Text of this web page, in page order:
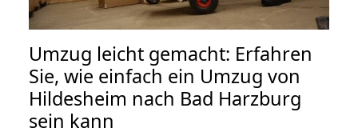
Umzug leicht gemacht: Erfahren
Sie, wie einfach ein Umzug von
Hildesheim nach Bad Harzburg
sein kann